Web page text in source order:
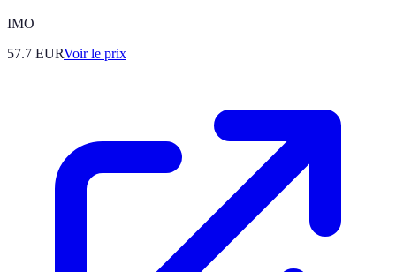
IMO
57.7 EURVoir le prix